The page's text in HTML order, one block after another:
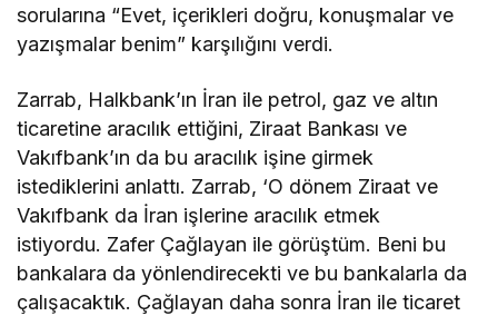
sorularına “Evet, içerikleri doğru, konuşmalar ve
yazışmalar benim” karşılığını verdi.
Zarrab, Halkbank’ın İran ile petrol, gaz ve altın
ticaretine aracılık ettiğini, Ziraat Bankası ve
Vakıfbank’ın da bu aracılık işine girmek
istediklerini anlattı. Zarrab, ‘O dönem Ziraat ve
Vakıfbank da İran işlerine aracılık etmek
istiyordu. Zafer Çağlayan ile görüştüm. Beni bu
bankalara da yönlendirecekti ve bu bankalarla da
çalışacaktık. Çağlayan daha sonra İran ile ticaret